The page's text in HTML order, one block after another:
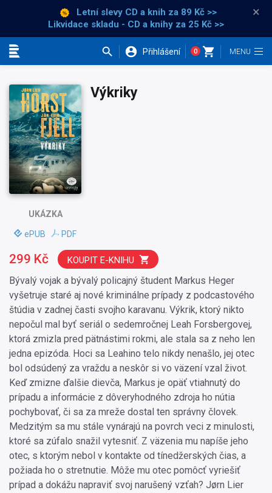
Letní slevy CD a knih za 89 Kč >>
Likvidace skladu - CD a knihy za 25 Kč >>
×
Přihlášení 0
UKÁZKA
ePUB PDF
Výkriky
Bývalý vojak a bývalý policajný študent Markus Heger
vyšetruje staré aj nové kriminálne prípady z podcastového
štúdia v zadnej časti svojho karavanu. Výkrik, ktorý nikto
nepočul mal byť seriál o sedemročnej Leah Forsbergovej,
ktorá zmizla pred pätnástimi rokmi, ale stala sa z neho len
jedna epizóda. Hoci sa Leahino telo nikdy nenašlo, jej otec
bol odsúdený za vraždu a neskôr si vo väzení vzal život.
Keď zmizne ďalšie dievča, Markus je opäť vtiahnutý do
prípadu a informácie z dôveryhodného zdroja ho nútia
pochybovať, či sa za mreže dostal ten správny človek.
Medzitým sa mu stále vynárajú na povrch veci z minulosti,
ktoré sa zúfalo snažil vytesniť. Z väzenia mu napíše jeho
otec, s ktorým nebol v kontakte od tínedžerských čias, a
požiada ho o stretnutie. Môže mu otec pomôcť vyriešiť
prípad a dokážu napraviť svoj narušený vzťah? Jørn Lier
299 Kč KOUPIT E-KNIHU